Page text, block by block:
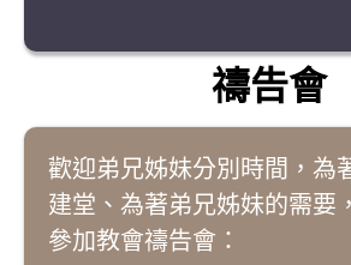
禱告會
歡迎弟兄姊妹分別時間，為
建堂、為著弟兄姊妹的需要
參加教會禱告會：